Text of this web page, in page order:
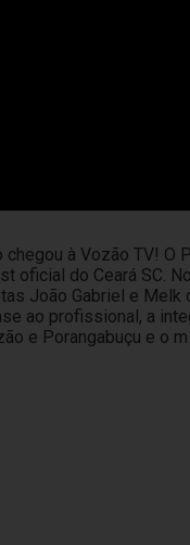
chegou à Vozão TV! O
oficial do Ceará SC.
João Gabriel e Melk
ao profissional, a
e Porangabuçu e o m